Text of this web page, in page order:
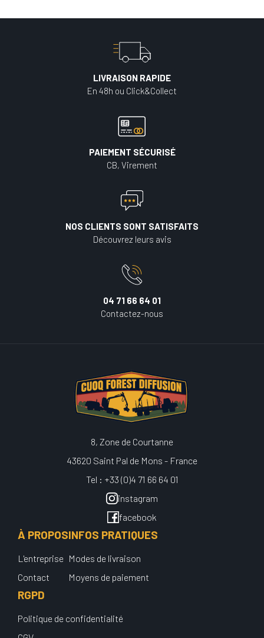
LIVRAISON RAPIDE
En 48h ou Click&Collect
PAIEMENT SÉCURISÉ
CB, Virement
NOS CLIENTS SONT SATISFAITS
Découvrez leurs avis
04 71 66 64 01
Contactez-nous
8, Zone de Courtanne
43620 Saint Pal de Mons - France
Tel : +33 (0)4 71 66 64 01
instagram
facebook
À PROPOS
L'entreprise
Contact
INFOS PRATIQUES
Modes de livraison
Moyens de paiement
RGPD
Politique de confidentialité